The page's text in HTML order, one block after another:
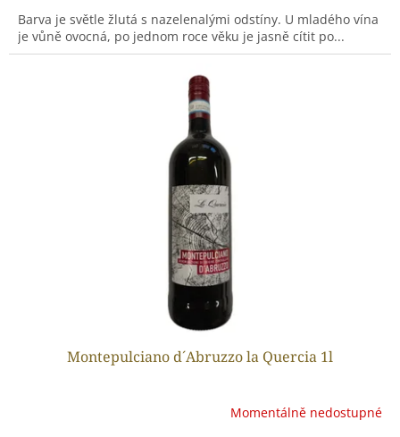
Barva je světle žlutá s nazelenalými odstíny. U mladého vína
je vůně ovocná, po jednom roce věku je jasně cítit po...
Montepulciano d´Abruzzo la Quercia 1l
Momentálně nedostupné